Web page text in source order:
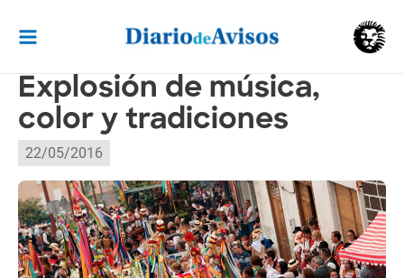
contenido
Explosión de música,
color y tradiciones
22/05/2016